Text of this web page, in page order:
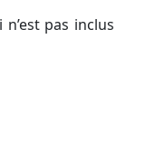
pas inclus